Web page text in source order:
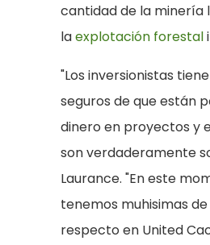
cantidad de la minería
laexplotación forestal
"Los inversionistas
seguros de que están
dinero en proyectos y
son verdaderamente
Laurance. "En este
tenemos muhisimas
respecto en United